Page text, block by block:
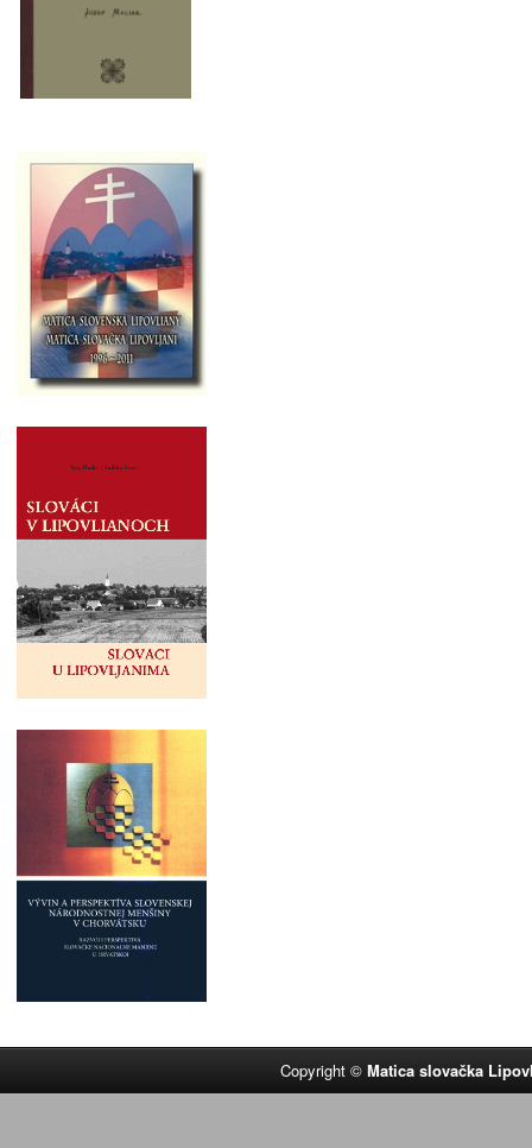
Copyright ©Matica slovačka